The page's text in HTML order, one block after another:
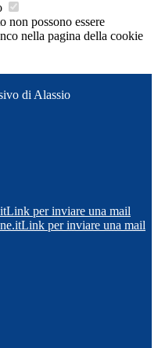
non possono essere
nella pagina della cookie
di Alassio
Link per inviare una mail
Link per inviare una mail